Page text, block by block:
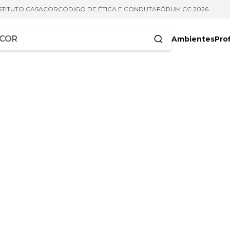
CASACORCÓDIGO DE ÉTICA E CONDUTAFÓRUM CC 2026
Ambientes